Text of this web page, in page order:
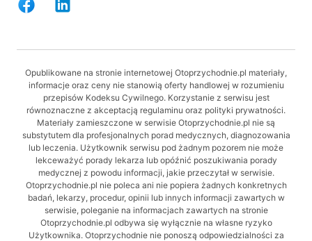
Opublikowane na stronie internetowej Otoprzychodnie.pl materiały,
informacje oraz ceny nie stanowią oferty handlowej w rozumieniu
przepisów Kodeksu Cywilnego. Korzystanie z serwisu jest
równoznaczne z akceptacją regulaminu oraz polityki prywatności.
Materiały zamieszczone w serwisie Otoprzychodnie.pl nie są
substytutem dla profesjonalnych porad medycznych, diagnozowania
lub leczenia. Użytkownik serwisu pod żadnym pozorem nie może
lekceważyć porady lekarza lub opóźnić poszukiwania porady
medycznej z powodu informacji, jakie przeczytał w serwisie.
Otoprzychodnie.pl nie poleca ani nie popiera żadnych konkretnych
badań, lekarzy, procedur, opinii lub innych informacji zawartych w
serwisie, poleganie na informacjach zawartych na stronie
Otoprzychodnie.pl odbywa się wyłącznie na własne ryzyko
Użytkownika. Otoprzychodnie nie ponoszą odpowiedzialności za